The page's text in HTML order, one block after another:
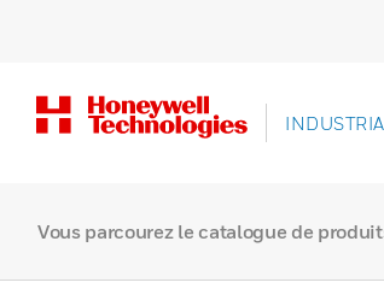
Vous parcourez le catalogue de